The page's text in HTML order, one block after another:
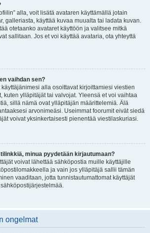
alla, voit lisätä avataren käyttämällä jotain
galleriasta, käyttää kuvaa muualta tai ladata kuvan.
otetaanko avataret käyttöön ja valitsee mitkä
sallitaan. Jos et voi käyttää avataria, ota yhteyttä
vaihdan sen?
alla osoittavat kirjoittamiesi viestien
kuten ylläpitäjät tai valvojat. Yleensä et voi vaihtaa
sillä nämä ovat ylläpitäjän määrittelemiä. Älä
arvonimeäsi. Useimmat foorumit eivät siedä
voivat yksinkertaisesti pienentää viestilaskuriasi.
minua pyydetään kirjautumaan?
voivat lähettää sähköpostia muille käyttäjille
ja vain jos ylläpitäjä sallii tämän
vaaditaan, jotta tunnistautumattomat käyttäjät
ongelmat